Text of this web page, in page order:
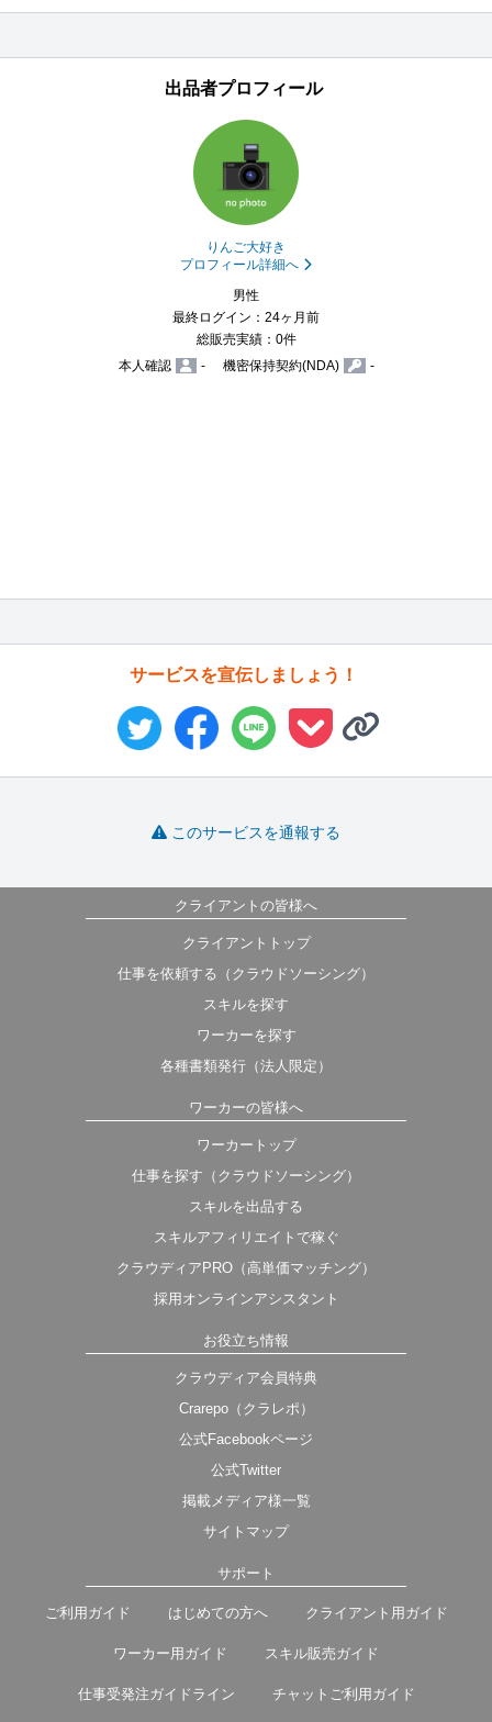
出品者プロフィール
りんご大好き
プロフィール詳細へ
男性
最終ログイン：24ヶ月前
総販売実績：0件
本人確認
- 機密保持契約(NDA) -
サービスを宣伝しましょう！
このサービスを通報する
クライアントの皆様へ
クライアントトップ
仕事を依頼する（クラウドソーシング）
スキルを探す
ワーカーを探す
各種書類発行（法人限定）
ワーカーの皆様へ
ワーカートップ
仕事を探す（クラウドソーシング）
スキルを出品する
スキルアフィリエイトで稼ぐ
クラウディアPRO（高単価マッチング）
採用オンラインアシスタント
お役立ち情報
クラウディア会員特典
Crarepo（クラレポ）
公式Facebookページ
公式Twitter
掲載メディア様一覧
サイトマップ
サポート
ご利用ガイド はじめての方へ クライアント用ガイド
ワーカー用ガイド スキル販売ガイド
仕事受発注ガイドライン チャットご利用ガイド